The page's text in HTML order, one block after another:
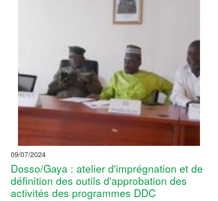
09/07/2024
Dosso/Gaya : atelier d'imprégnation et de
définition des outils d'approbation des
activités des programmes DDC